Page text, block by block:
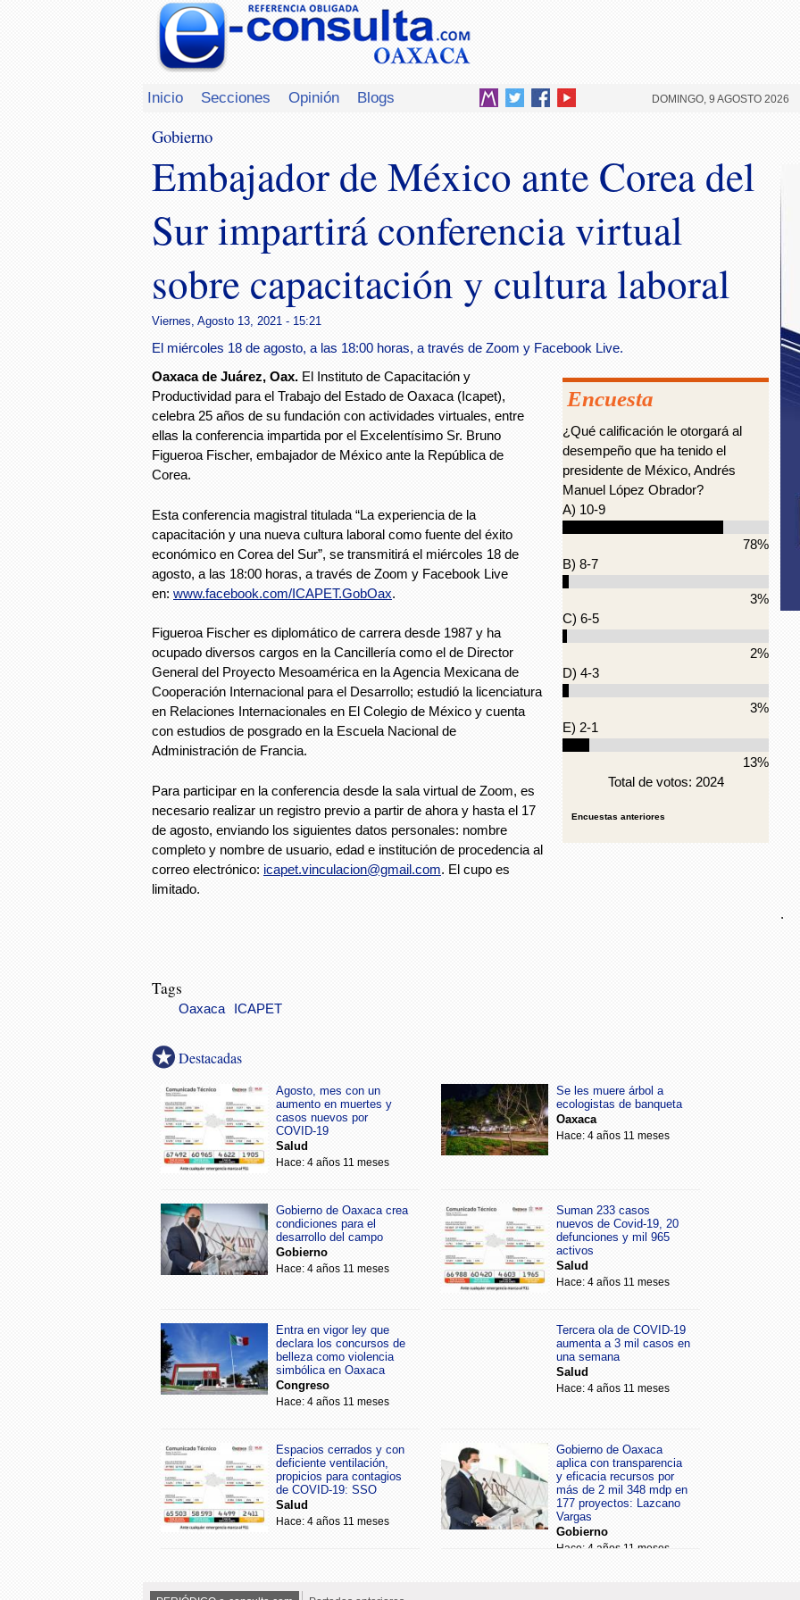
Inicio Secciones Opinión Blogs DOMINGO, 9 AGOSTO 2026
Gobierno
Embajador de México ante Corea del
Sur impartirá conferencia virtual
sobre capacitación y cultura laboral
Viernes, Agosto 13, 2021 - 15:21
El miércoles 18 de agosto, a las 18:00 horas, a través de Zoom y Facebook Live.
Oaxaca de Juárez, Oax. El Instituto de Capacitación y
Productividad para el Trabajo del Estado de Oaxaca (Icapet),
celebra 25 años de su fundación con actividades virtuales, entre
ellas la conferencia impartida por el Excelentísimo Sr. Bruno
Figueroa Fischer, embajador de México ante la República de
Corea.
Esta conferencia magistral titulada “La experiencia de la
capacitación y una nueva cultura laboral como fuente del éxito
económico en Corea del Sur”, se transmitirá el miércoles 18 de
agosto, a las 18:00 horas, a través de Zoom y Facebook Live
en: www.facebook.com/ICAPET.GobOax.
Figueroa Fischer es diplomático de carrera desde 1987 y ha
ocupado diversos cargos en la Cancillería como el de Director
General del Proyecto Mesoamérica en la Agencia Mexicana de
Cooperación Internacional para el Desarrollo; estudió la licenciatura
en Relaciones Internacionales en El Colegio de México y cuenta
con estudios de posgrado en la Escuela Nacional de
Administración de Francia.
Para participar en la conferencia desde la sala virtual de Zoom, es
necesario realizar un registro previo a partir de ahora y hasta el 17
de agosto, enviando los siguientes datos personales: nombre
completo y nombre de usuario, edad e institución de procedencia al
correo electrónico: icapet.vinculacion@gmail.com. El cupo es
limitado.
Encuesta
¿Qué calificación le otorgará al
desempeño que ha tenido el
presidente de México, Andrés
Manuel López Obrador?
A) 10-9
78%
B) 8-7
3%
C) 6-5
2%
D) 4-3
3%
E) 2-1
13%
Total de votos: 2024
Encuestas anteriores
Tags
Oaxaca ICAPET
Destacadas
Agosto, mes con un
aumento en muertes y
casos nuevos por
COVID-19
Salud
Hace: 4 años 11 meses
Se les muere árbol a
ecologistas de banqueta
Oaxaca
Hace: 4 años 11 meses
Gobierno de Oaxaca crea
condiciones para el
desarrollo del campo
Gobierno
Hace: 4 años 11 meses
Suman 233 casos
nuevos de Covid-19, 20
defunciones y mil 965
activos
Salud
Hace: 4 años 11 meses
Entra en vigor ley que
declara los concursos de
belleza como violencia
simbólica en Oaxaca
Congreso
Hace: 4 años 11 meses
Tercera ola de COVID-19
aumenta a 3 mil casos en
una semana
Salud
Hace: 4 años 11 meses
Espacios cerrados y con
deficiente ventilación,
propicios para contagios
de COVID-19: SSO
Salud
Hace: 4 años 11 meses
Gobierno de Oaxaca
aplica con transparencia
y eficacia recursos por
más de 2 mil 348 mdp en
177 proyectos: Lazcano
Vargas
Gobierno
Hace: 4 años 11 meses
.